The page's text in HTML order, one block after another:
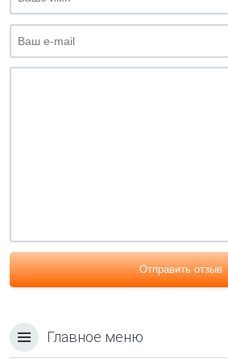
Отправить отзыв
Главное меню